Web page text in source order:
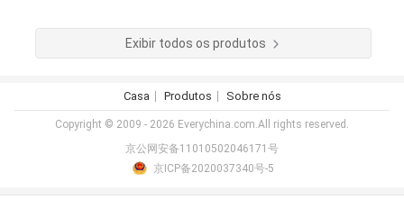
Exibir todos os produtos
Casa Produtos Sobre nós
Copyright © 2009 - 2026 Everychina.com.All rights reserved.
京公网安备11010502046171号
京ICP备2020037340号-5